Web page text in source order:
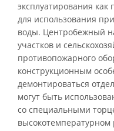
эксплуатирования как
для использования
воды. Центробежный
участков и
противопожарного
конструкционным
демонтироваться
могут быть
со специальными